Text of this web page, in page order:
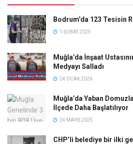
Bodrum’da 123 Tesisin
1 ŞUBAT 2025
Muğla’da İnşaat
Medyayı Salladı
24 OCAK 2026
Muğla’da Yaban
İlçede Daha Başlatılıyor
24 MAYIS 2025
CHP’li belediye bir ilki